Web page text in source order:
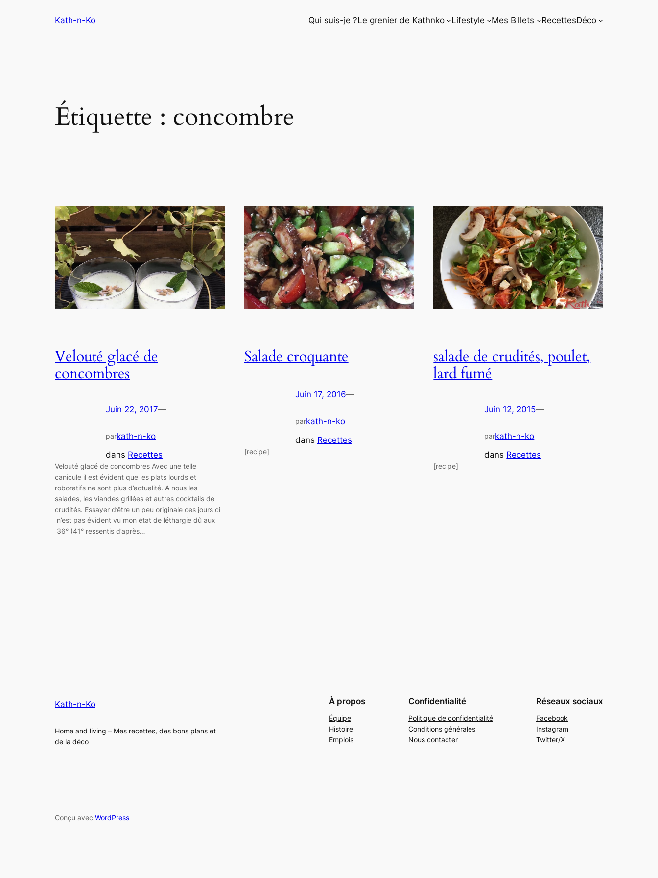
Kath-n-Ko Qui suis-je ?Le grenier de Kathnko Lifestyle Mes Billets RecettesDéco
Étiquette : concombre
Velouté glacé de
concombres
Juin 22, 2017—
parkath-n-ko
dans Recettes
Velouté glacé de concombres Avec une telle
canicule il est évident que les plats lourds et
roboratifs ne sont plus d’actualité. A nous les
salades, les viandes grillées et autres cocktails de
crudités. Essayer d’être un peu originale ces jours ci
n’est pas évident vu mon état de léthargie dû aux
36° (41° ressentis d’après…
Salade croquante
Juin 17, 2016—
parkath-n-ko
dans Recettes
[recipe]
salade de crudités, poulet,
lard fumé
Juin 12, 2015—
parkath-n-ko
dans Recettes
[recipe]
Kath-n-Ko
Home and living – Mes recettes, des bons plans et
de la déco
À propos
Équipe
Histoire
Emplois
Confidentialité
Politique de confidentialité
Conditions générales
Nous contacter
Réseaux sociaux
Facebook
Instagram
Twitter/X
Conçu avec WordPress